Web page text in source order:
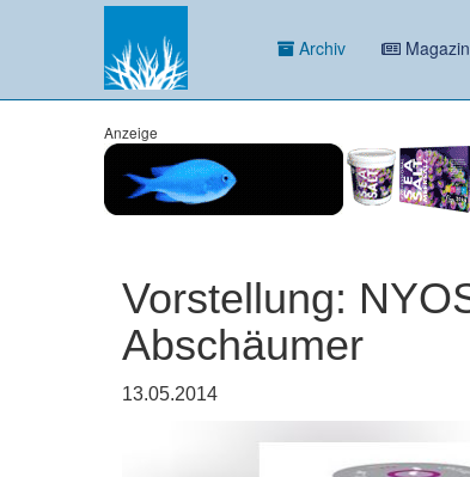
Archiv Magazin
Anzeige
Vorstellung:
Abschäumer
13.05.2014